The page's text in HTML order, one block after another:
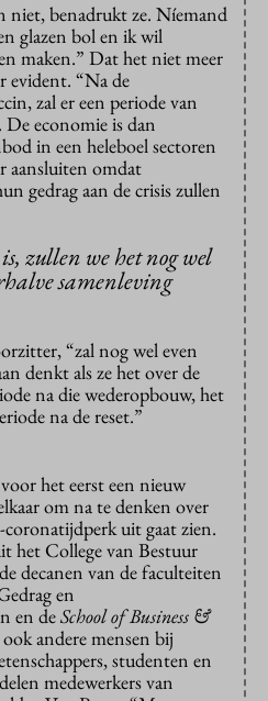
niet, benadrukt ze. Níemand
glazen bol en ik wil
maken.” Dat het niet meer
evident. “Na de
zal er een periode van
economie is dan
in een heleboel sectoren
aansluiten omdat
gedrag aan de crisis zullen
zullen we het nog wel
samenleving
“zal nog wel even
denkt als ze het over de
na die wederopbouw, het
na de reset.”
het eerst een nieuw
om na te denken over
uit gaat zien.
het College van Bestuur
decanen van de faculteiten
en
en deSchool of Business &
andere mensen bij
studenten en
medewerkers van